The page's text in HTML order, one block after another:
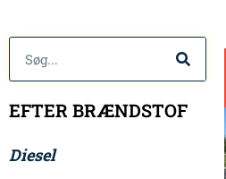
Søg
EFTER BRÆNDSTOF
Diesel